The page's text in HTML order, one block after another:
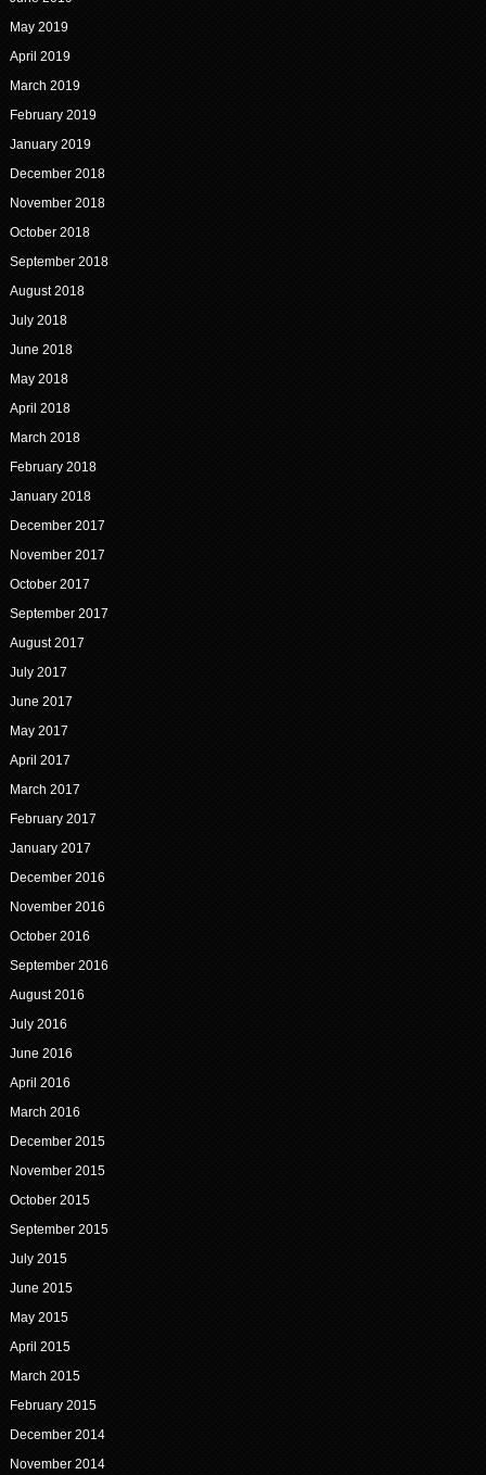
May 2019
April 2019
March 2019
February 2019
January 2019
December 2018
November 2018
October 2018
September 2018
August 2018
July 2018
June 2018
May 2018
April 2018
March 2018
February 2018
January 2018
December 2017
November 2017
October 2017
September 2017
August 2017
July 2017
June 2017
May 2017
April 2017
March 2017
February 2017
January 2017
December 2016
November 2016
October 2016
September 2016
August 2016
July 2016
June 2016
April 2016
March 2016
December 2015
November 2015
October 2015
September 2015
July 2015
June 2015
May 2015
April 2015
March 2015
February 2015
December 2014
November 2014